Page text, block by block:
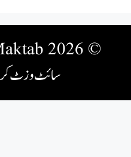
© 2026 Deeni Maktab
سائٹ وزٹ